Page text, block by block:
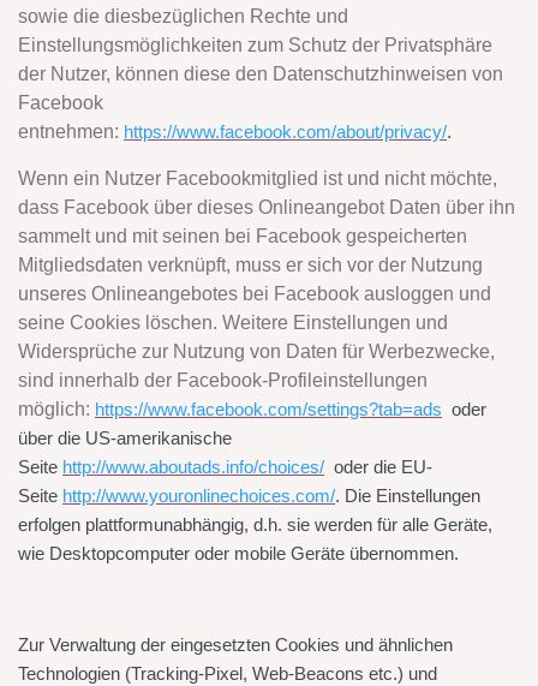
sowie die diesbezüglichen Rechte und
Einstellungsmöglichkeiten zum Schutz der Privatsphäre
der Nutzer, können diese den Datenschutzhinweisen von
Facebook
entnehmen: https://www.facebook.com/about/privacy/.
Wenn ein Nutzer Facebookmitglied ist und nicht möchte,
dass Facebook über dieses Onlineangebot Daten über ihn
sammelt und mit seinen bei Facebook gespeicherten
Mitgliedsdaten verknüpft, muss er sich vor der Nutzung
unseres Onlineangebotes bei Facebook ausloggen und
seine Cookies löschen. Weitere Einstellungen und
Widersprüche zur Nutzung von Daten für Werbezwecke,
sind innerhalb der Facebook-Profileinstellungen
möglich: https://www.facebook.com/settings?tab=ads oder
über die US-amerikanische
Seite http://www.aboutads.info/choices/ oder die EU-
Seite http://www.youronlinechoices.com/. Die Einstellungen
erfolgen plattformunabhängig, d.h. sie werden für alle Geräte,
wie Desktopcomputer oder mobile Geräte übernommen.
Zur Verwaltung der eingesetzten Cookies und ähnlichen
Technologien (Tracking-Pixel, Web-Beacons etc.) und